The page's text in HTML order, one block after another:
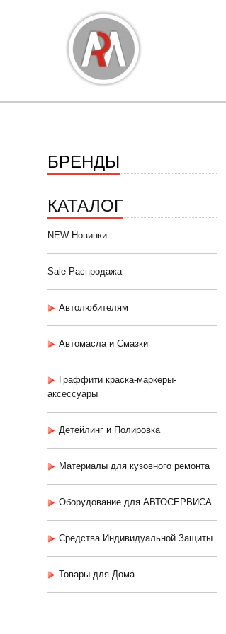
БРЕНДЫ
КАТАЛОГ
NEW Новинки
Sale Распродажа
Автолюбителям
Автомасла и Смазки
Граффити краска-маркеры-
аксессуары
Детейлинг и Полировка
Материалы для кузовного ремонта
Оборудование для АВТОСЕРВИСА
Средства Индивидуальной Защиты
Товары для Дома